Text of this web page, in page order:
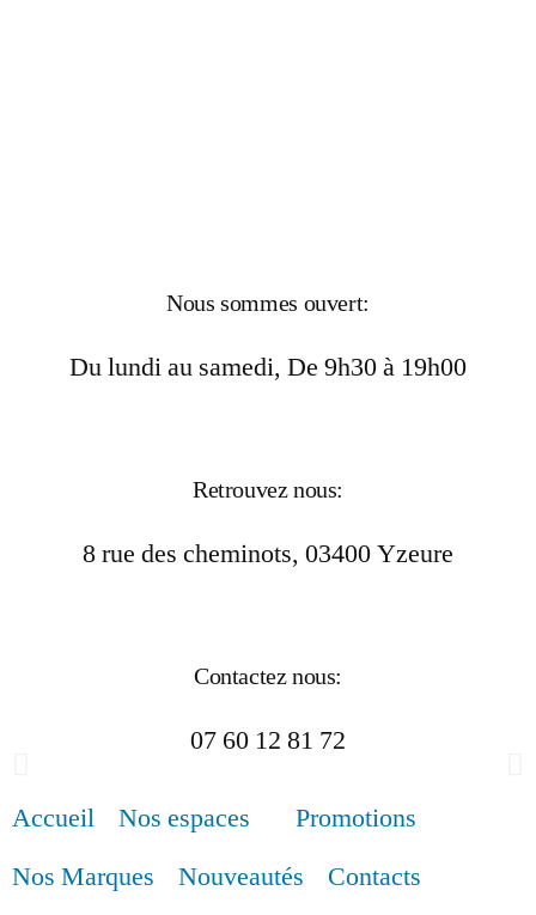
Nous sommes ouvert:
Du lundi au samedi, De 9h30 à 19h00
Retrouvez nous:
8 rue des cheminots, 03400 Yzeure
Contactez nous:
07 60 12 81 72
Accueil Nos espaces
Promotions
Nos Marques
Nouveautés Contacts